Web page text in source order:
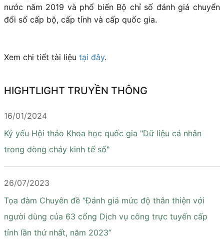
nước năm 2019 và phổ biến Bộ chỉ số đánh giá chuyển
đổi số cấp bộ, cấp tỉnh và cấp quốc gia.
Xem chi tiết tài liệu tại đây.
HIGHTLIGHT TRUYỀN THÔNG
16/01/2024
Kỷ yếu Hội thảo Khoa học quốc gia "Dữ liệu cá nhân
trong dòng chảy kinh tế số"
26/07/2023
Tọa đàm Chuyên đề “Đánh giá mức độ thân thiện với
người dùng của 63 cổng Dịch vụ công trực tuyến cấp
tỉnh lần thứ nhất, năm 2023”